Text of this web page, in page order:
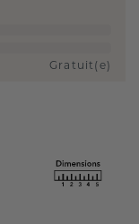
Gratuit(e)